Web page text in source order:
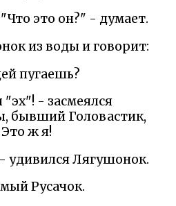
это он?" - думает.
из воды и говорит:
пугаешь?
- засмеялся
бывший Головастик,
ж я!
удивился Лягушонок.
Русачок.